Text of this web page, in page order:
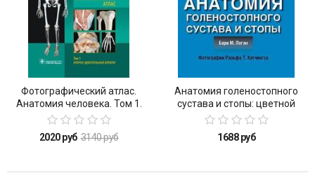
Фотографический атлас.
Анатомия человека. Том 1.
Опорно-двигательный
2020 руб 3140 руб
Анатомия голеностопного
сустава и стопы: цветной
атлас
1688 руб